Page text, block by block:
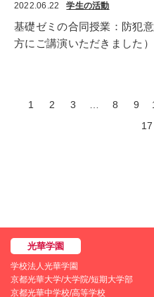
2022.06.22 学生の活動
基礎ゼミの合同授業：防犯
方にご講演いただきました）
1 2 3 8 9
17
学校法人光華学園
京都光華大学/大学院/短期大学部
京都光華中学校/高等学校